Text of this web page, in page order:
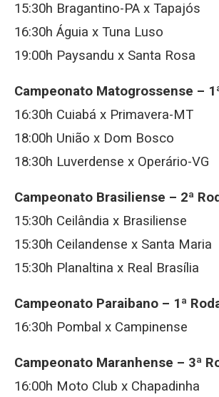
15:30h Bragantino-PA x Tapajós
16:30h Águia x Tuna Luso
19:00h Paysandu x Santa Rosa
Campeonato Matogrossense –
16:30h Cuiabá x Primavera-MT
18:00h União x Dom Bosco
18:30h Luverdense x Operário-VG
Campeonato Brasiliense – 2ª
15:30h Ceilândia x Brasiliense
15:30h Ceilandense x Santa Maria
15:30h Planaltina x Real Brasília
Campeonato Paraibano – 1ª
16:30h Pombal x Campinense
Campeonato Maranhense – 3ª
16:00h Moto Club x Chapadinha